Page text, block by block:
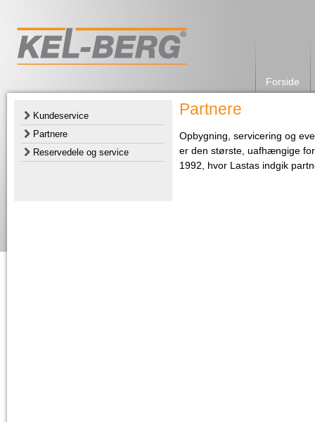
Forside
Kundeservice
Partnere
Reservedele og service
Partnere
Opbygning, servicering og
er den største, uafhængige
1992, hvor Lastas indgik